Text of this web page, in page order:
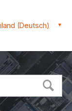
(Deutsch)